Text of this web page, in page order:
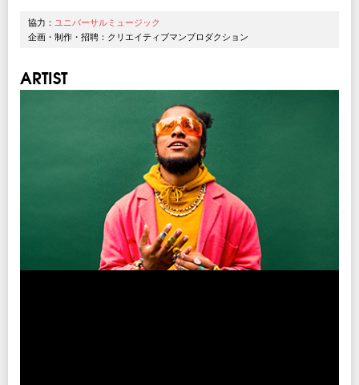
協力： ユニバーサルミュージック
企画・制作・招聘：クリエイティブマンプロダクション
ARTIST